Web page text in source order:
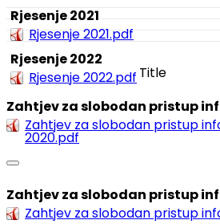
Rjesenje 2021
Rjesenje 2021.pdf
Rjesenje 2022
Rjesenje 2022.pdf
Zahtjev za slobodan pristup
Zahtjev za slobodan pristup
2020.pdf
Zahtjev za slobodan pristup
Zahtjev za slobodan pristup
Title